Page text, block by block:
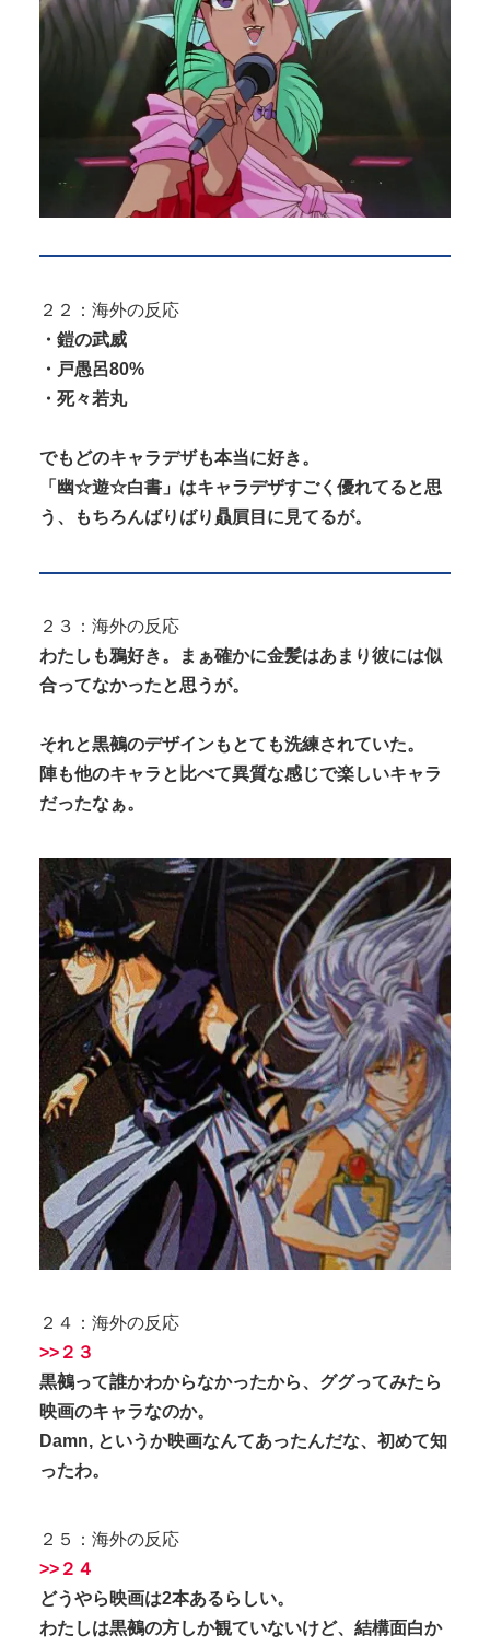
２２：海外の反応
・鎧の武威
・戸愚呂80%
・死々若丸
でもどのキャラデザも本当に好き。
「幽☆遊☆白書」はキャラデザすごく優れてると思
う、もちろんばりばり贔屓目に見てるが。
２３：海外の反応
わたしも鴉好き。まぁ確かに金髪はあまり彼には似
合ってなかったと思うが。
それと黒鵺のデザインもとても洗練されていた。
陣も他のキャラと比べて異質な感じで楽しいキャラ
だったなぁ。
２４：海外の反応
>>２３
黒鵺って誰かわからなかったから、ググってみたら
映画のキャラなのか。
Damn, というか映画なんてあったんだな、初めて知
ったわ。
２５：海外の反応
>>２４
どうやら映画は2本あるらしい。
わたしは黒鵺の方しか観ていないけど、結構面白か